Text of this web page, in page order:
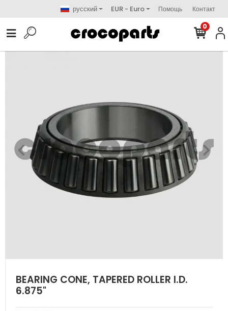
русский EUR - Euro Помощь Контакт
0
BEARING CONE, TAPERED ROLLER I.D.
6.875"